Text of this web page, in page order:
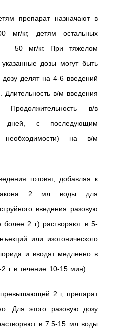
препарат назначают в
мг/кг, детям остальных
— 50 мг/кг. При тяжелом
дозы могут быть
делят на 4-6 введений
Длительность в/м введения
в/в
дней, с последующим
необходимости) на в/м
готовят, добавляя к
2 мл воды для
введения разовую
более 2 г) растворяют в 5-
или изотонического
и вводят медленно в
г в течение 10-15 мин).
2 г, препарат
Для этого разовую дозу
в 7.5-15 мл воды